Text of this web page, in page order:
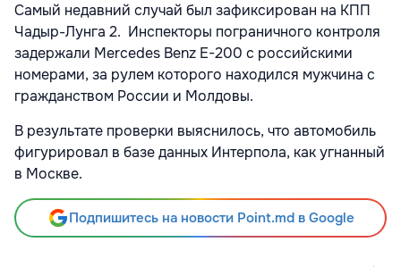
Самый недавний случай был зафиксирован на КПП
Чадыр-Лунга 2. Инспекторы пограничного контроля
задержали Mercedes Benz E-200 с российскими
номерами, за рулем которого находился мужчина с
гражданством России и Молдовы.
В результате проверки выяснилось, что автомобиль
фигурировал в базе данных Интерпола, как угнанный
в Москве.
Подпишитесь на новости Point.md в Google